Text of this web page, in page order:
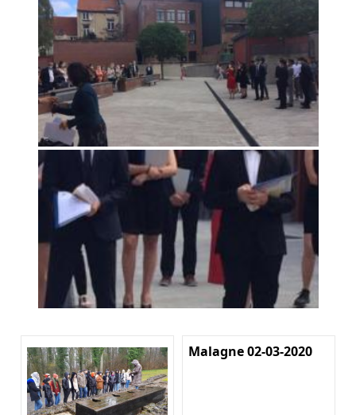
Malagne 02-03-2020